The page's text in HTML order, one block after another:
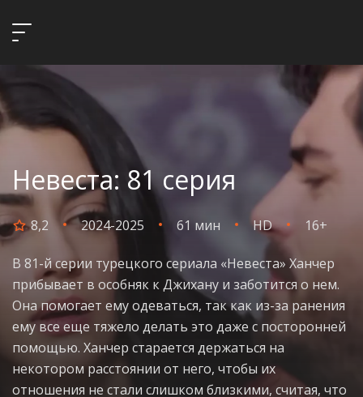
Невеста: 81 серия
8,2 2024-2025 61 мин HD 16+
В 81-й серии турецкого сериала «Невеста» Ханчер
прибывает в особняк к Джихану и заботится о нем.
Она помогает ему одеваться, так как из-за ранения
ему все еще тяжело делать это даже с посторонней
помощью. Ханчер старается держаться на
некотором расстоянии от него, чтобы их
отношения не стали слишком близкими, считая, что